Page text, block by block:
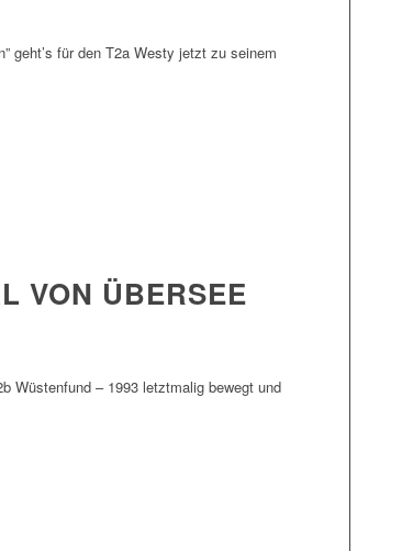
geht’s für den T2a Westy jetzt zu seinem
VON ÜBERSEE
Wüstenfund – 1993 letztmalig bewegt und